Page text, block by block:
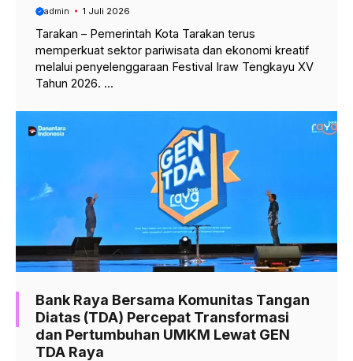
admin 1 Juli 2026
Tarakan – Pemerintah Kota Tarakan terus
memperkuat sektor pariwisata dan ekonomi kreatif
melalui penyelenggaraan Festival Iraw Tengkayu XV
Tahun 2026. ...
Bank Raya Bersama Komunitas Tangan
Diatas (TDA) Percepat Transformasi
dan Pertumbuhan UMKM Lewat GEN
TDA Raya